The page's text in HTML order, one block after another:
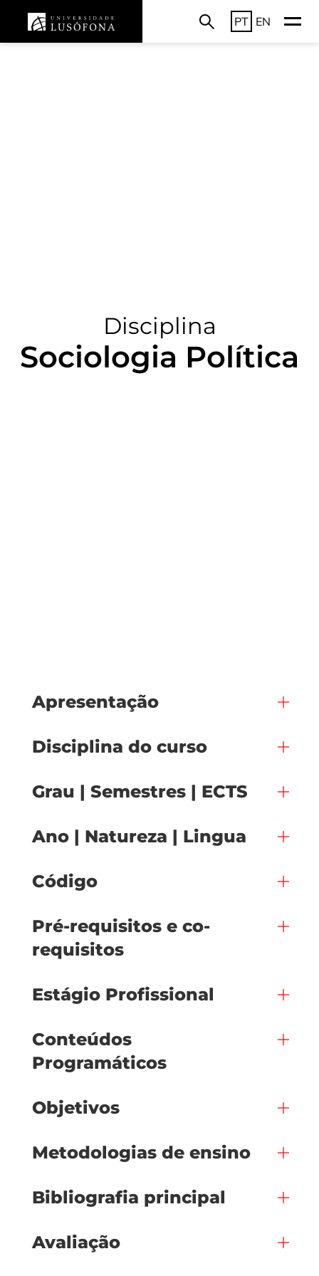
PT EN
Disciplina
Sociologia Política
Apresentação
Disciplina do curso
Grau | Semestres | ECTS
Ano | Natureza | Lingua
Código
Pré-requisitos e co-
requisitos
Estágio Profissional
Conteúdos
Programáticos
Objetivos
Metodologias de ensino
Bibliografia principal
Avaliação